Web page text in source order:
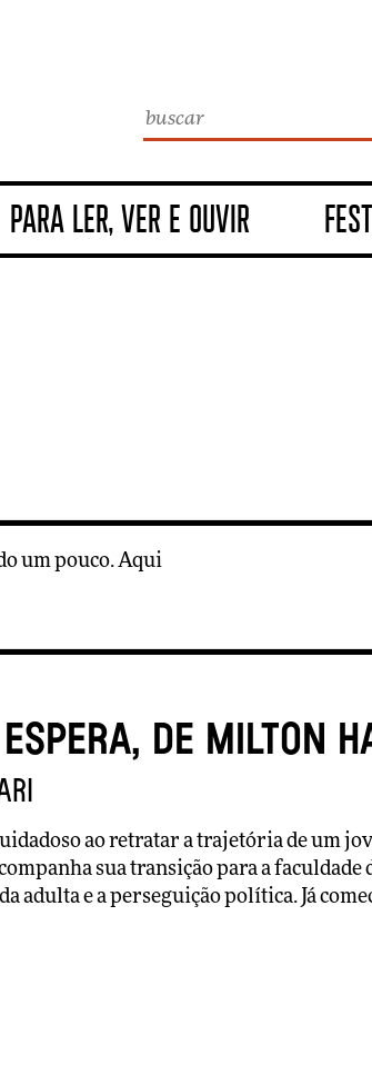
Para ler, ver e ouvir
um pouco. Aqui
de Milton
ao retratar a trajetória de um
sua transição para a faculdade
adulta e a perseguição política. Já